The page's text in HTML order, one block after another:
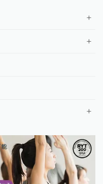
+
+
+